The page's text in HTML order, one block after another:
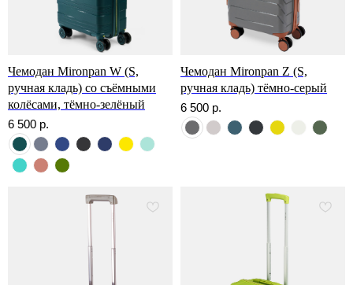
Чемодан Mironpan W (S,
ручная кладь) со съёмными
колёсами, тёмно-зелёный
6 500 р.
Чемодан Mironpan Z (S,
ручная кладь) тёмно-серый
6 500 р.